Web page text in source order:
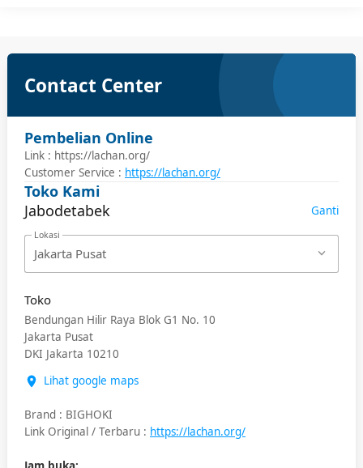
Contact Center
Pembelian Online
Link : https://lachan.org/
Customer Service : https://lachan.org/
Toko Kami
Jabodetabek
Ganti
Lokasi
Jakarta Pusat
Toko
Bendungan Hilir Raya Blok G1 No. 10
Jakarta Pusat
DKI Jakarta 10210
Lihat google maps
Brand : BIGHOKI
Link Original / Terbaru : https://lachan.org/